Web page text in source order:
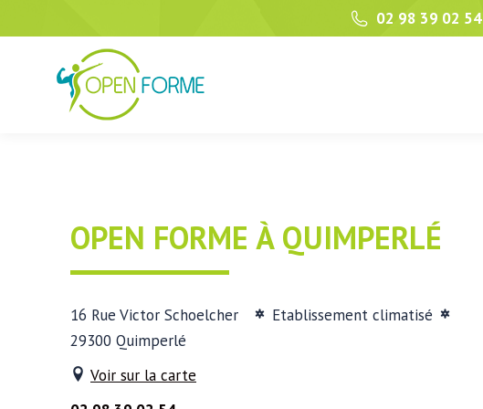
02 98 39 02 54
OPEN FORME À QUIMPERLÉ
16 Rue Victor Schoelcher
Etablissement climatisé
29300 Quimperlé
Voir sur la carte